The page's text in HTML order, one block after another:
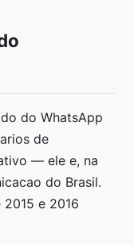
do WhatsApp
de
— ele e, na
do Brasil.
e 2016